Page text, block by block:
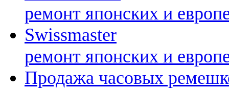
ремонт японских и
Swissmaster
ремонт японских и
Продажа часовых